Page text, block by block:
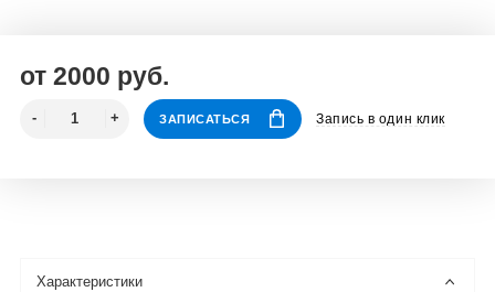
от 2000 руб.
ЗАПИСАТЬСЯ Запись в один клик
Характеристики